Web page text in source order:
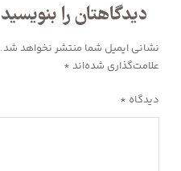
دیدگاهتان را بنویسید
نشانی ایمیل شما منتشر نخواهد شد.
علامت‌گذاری شده‌اند *
دیدگاه *